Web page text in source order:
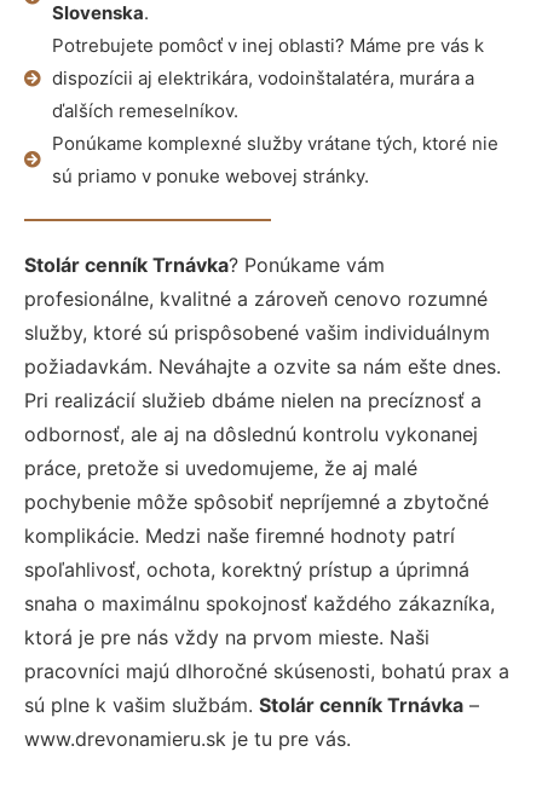
Slovenska.
Potrebujete pomôcť v inej oblasti? Máme pre vás k
dispozícii aj elektrikára, vodoinštalatéra, murára a
ďalších remeselníkov.
Ponúkame komplexné služby vrátane tých, ktoré nie
sú priamo v ponuke webovej stránky.
Stolár cenník Trnávka? Ponúkame vám
profesionálne, kvalitné a zároveň cenovo rozumné
služby, ktoré sú prispôsobené vašim individuálnym
požiadavkám. Neváhajte a ozvite sa nám ešte dnes.
Pri realizácií služieb dbáme nielen na precíznosť a
odbornosť, ale aj na dôslednú kontrolu vykonanej
práce, pretože si uvedomujeme, že aj malé
pochybenie môže spôsobiť nepríjemné a zbytočné
komplikácie. Medzi naše firemné hodnoty patrí
spoľahlivosť, ochota, korektný prístup a úprimná
snaha o maximálnu spokojnosť každého zákazníka,
ktorá je pre nás vždy na prvom mieste. Naši
pracovníci majú dlhoročné skúsenosti, bohatú prax a
sú plne k vašim službám. Stolár cenník Trnávka –
www.drevonamieru.sk je tu pre vás.